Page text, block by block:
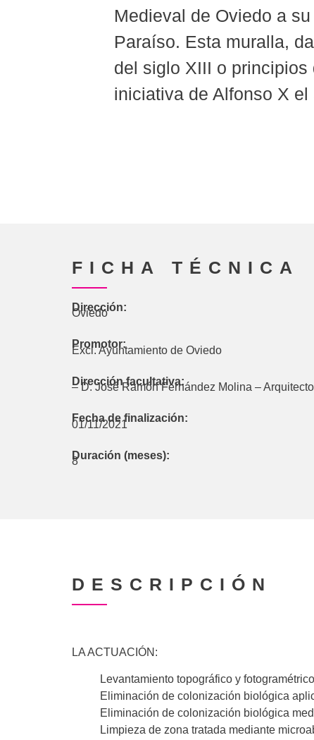
Medieval de Oviedo a
Paraíso. Esta muralla,
del siglo XIII o principios
iniciativa de Alfonso X el
FICHA TÉCNICA
Dirección:
Oviedo
Promotor:
Excl. Ayuntamiento de Oviedo
Dirección facultativa:
– D. José Ramón Fernández Molina –
Fecha de finalización:
01/11/2021
Duración (meses):
8
DESCRIPCIÓN
LA ACTUACIÓN:
Levantamiento topográfico y
Eliminación de colonización biológica
Eliminación de colonización biológica
Limpieza de zona tratada mediante